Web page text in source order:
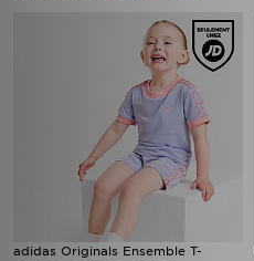
adidas Originals Ensemble T-